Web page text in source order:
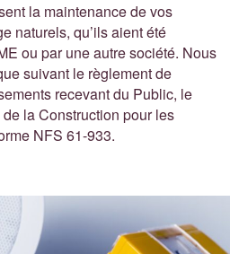
la maintenance de vos
naturels, qu’ils aient été
ou par une autre société. Nous
suivant le règlement de
recevant du Public, le
la Construction pour les
NFS 61-933.